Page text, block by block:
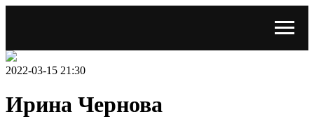
2022-03-15 21:30
Ирина Чернова